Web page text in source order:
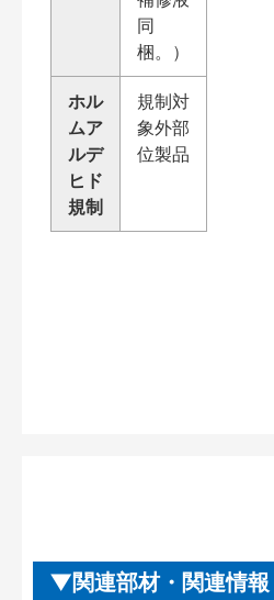
同
梱。）
ホル
ムア
ルデ
ヒド
規制
規制対
象外部
位製品
関連部材・関連情報